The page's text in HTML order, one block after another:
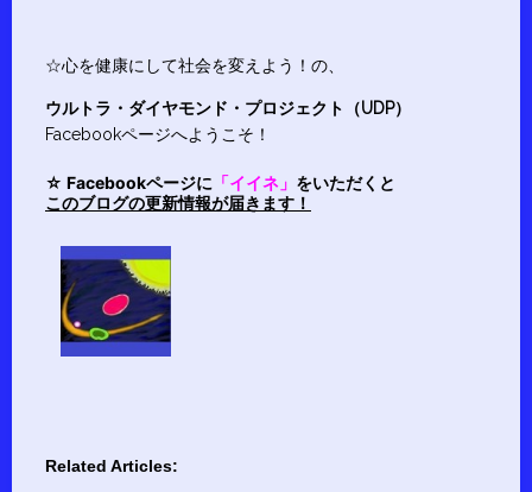
☆心を健康にして社会を変えよう！の、
ウルトラ・ダイヤモンド・プロジェクト（UDP）
Facebookページへようこそ！
☆ Facebookページに 「イイネ」 をいただくと
このブログの更新情報が届きます！
Related Articles: